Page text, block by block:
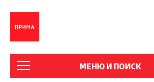
МЕНЮ И ПОИСК